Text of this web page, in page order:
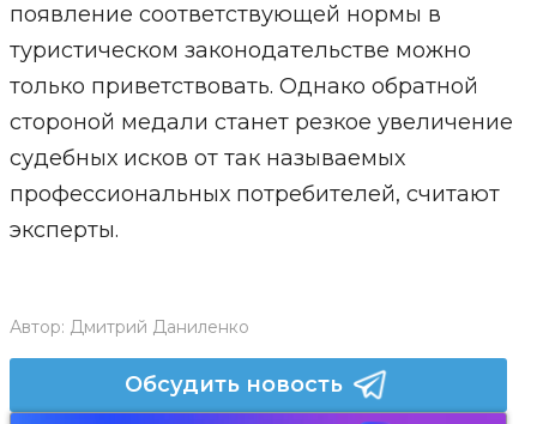
появление соответствующей нормы в
туристическом законодательстве можно
только приветствовать. Однако обратной
стороной медали станет резкое увеличение
судебных исков от так называемых
профессиональных потребителей, считают
эксперты.
Автор: Дмитрий Даниленко
Обсудить новость